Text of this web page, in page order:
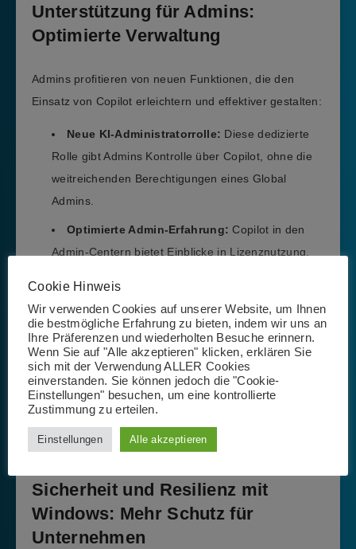
Unterstützung für Admins:
Optimierte Verwaltung
Admins profitieren von neuen Funktionen, die den
Einsatz von Copilot erleichtern und effektiver gestalten:
Neue KI-Administratorrolle: Diese dedizierte
Rolle gibt Admins Kontrolle über Copilot, ohne die
weitreichenden Berechtigungen eines Global
Admins.
Optimierte Admin-Erfahrung: Copilot in den
Admin-Centern bietet Einblicke in Lizenznutzung,
Copilot in der Organisation zu bewerten und zu
fördern.
Ressourcen und Berichte:Neue Tools wie die
Copilot-Nutzungsberichte geben Admins detaillierte
Einblicke in die Aktivität von Agenten, Nutzern und
Konnektoren.
Sicherheit und Resilienz mit
Windows: Mehr Schutz für
Unternehmen
Cookie Hinweis
Wir verwenden Cookies auf unserer Website, um Ihnen
die bestmögliche Erfahrung zu bieten, indem wir uns an
Ihre Präferenzen und wiederholten Besuche erinnern.
Wenn Sie auf "Alle akzeptieren" klicken, erklären Sie
sich mit der Verwendung ALLER Cookies
einverstanden. Sie können jedoch die "Cookie-
Einstellungen" besuchen, um eine kontrollierte
Zustimmung zu erteilen.
Einstellungen Alle akzeptieren